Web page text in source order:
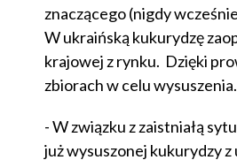
znaczącego (nigdy
W ukraińską kukurydzę
krajowej z rynku. Dzięki
zbiorach w celu
- W związku z zaistniałą
już wysuszonej kukurydzy